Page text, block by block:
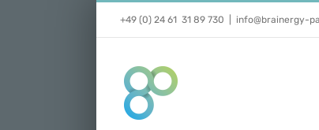
+49 (0) 24 61 31 89 730 info@brainergy-